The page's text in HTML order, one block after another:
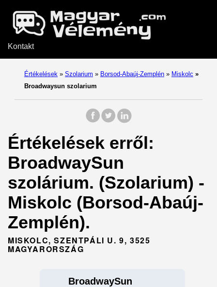
Kontakt
Értékelések » Szolarium » Borsod-Abaúj-Zemplén » Miskolc »
Broadwaysun szolarium
Értékelések erről:
BroadwaySun
szolárium. (Szolarium) -
Miskolc (Borsod-Abaúj-
Zemplén).
MISKOLC, SZENTPÁLI U. 9, 3525
MAGYARORSZÁG
BroadwaySun